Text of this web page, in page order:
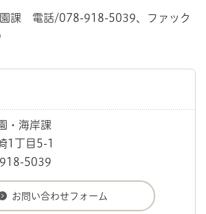
園課 電話/078-918-5039、ファック
・海岸課
1丁目5-1
5039